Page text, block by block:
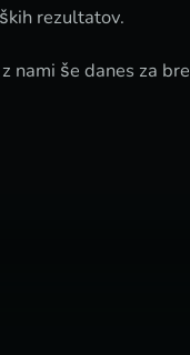
rezultatov.
nami še danes za